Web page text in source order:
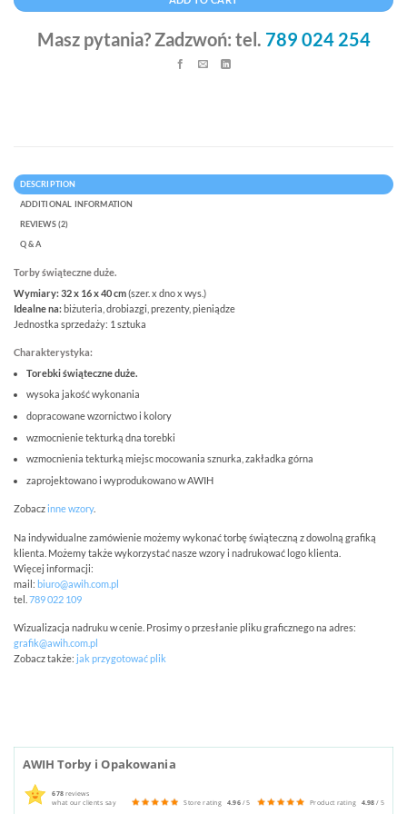
Masz pytania? Zadzwoń: tel. 789 024 254
DESCRIPTION
ADDITIONAL INFORMATION
REVIEWS (2)
Q & A
Torby świąteczne duże.
Wymiary: 32 x 16 x 40 cm(szer. x dno x wys.)
Idealne na:biżuteria, drobiazgi, prezenty, pieniądze
Jednostka sprzedaży: 1 sztuka
Charakterystyka:
Torebki świąteczne duże.
wysoka jakość wykonania
dopracowane wzornictwo i kolory
wzmocnienie tekturką dna torebki
wzmocnienia tekturką miejsc mocowania sznurka, zakładka górna
zaprojektowano i wyprodukowano w AWIH
Zobaczinne wzory.
Na indywidualne zamówienie możemy wykonać torbę świąteczną z dowolną grafiką
klienta. Możemy także wykorzystać nasze wzory i nadrukować logo klienta.
Więcej informacji:
mail: biuro@awih.com.pl
tel. 789 022 109
Wizualizacja nadruku w cenie. Prosimy o przesłanie pliku graficznego na adres:
grafik@awih.com.pl
Zobacz także: jak przygotować plik
AWIH Torby i Opakowania
678reviews
what our clients say
Store rating 4.96/ 5 Product rating 4.98/ 5